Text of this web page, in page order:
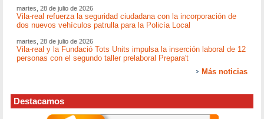
martes, 28 de julio de 2026
Vila-real refuerza la seguridad ciudadana con la incorporación de
dos nuevos vehículos patrulla para la Policía Local
martes, 28 de julio de 2026
Vila-real y la Fundació Tots Units impulsa la inserción laboral de 12
personas con el segundo taller prelaboral Prepara't
Más noticias
Destacamos